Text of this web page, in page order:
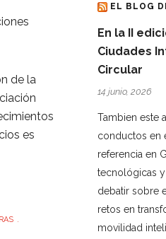
de la
es
EL BLOG
En la II
Ciudades
Circular
14 junio, 2026
Tambien este
conductos en
referencia en
tecnológicas
debatir sobre
retos en
movilidad